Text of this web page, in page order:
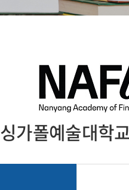
싱가폴예술대학